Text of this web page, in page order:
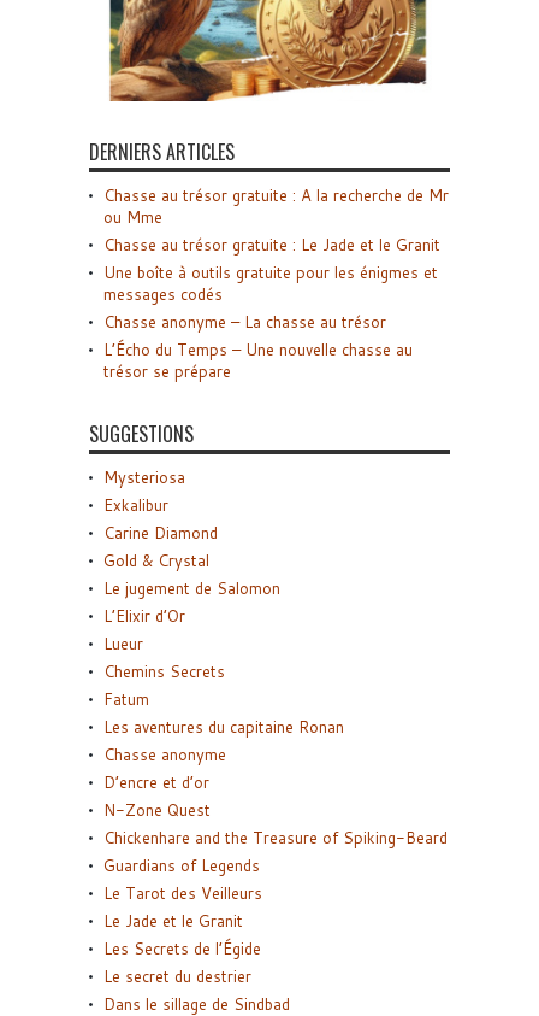
DERNIERS ARTICLES
Chasse au trésor gratuite : A la recherche de Mr
ou Mme
Chasse au trésor gratuite : Le Jade et le Granit
Une boîte à outils gratuite pour les énigmes et
messages codés
Chasse anonyme – La chasse au trésor
L’Écho du Temps – Une nouvelle chasse au
trésor se prépare
SUGGESTIONS
Mysteriosa
Exkalibur
Carine Diamond
Gold & Crystal
Le jugement de Salomon
L’Elixir d’Or
Lueur
Chemins Secrets
Fatum
Les aventures du capitaine Ronan
Chasse anonyme
D’encre et d’or
N-Zone Quest
Chickenhare and the Treasure of Spiking-Beard
Guardians of Legends
Le Tarot des Veilleurs
Le Jade et le Granit
Les Secrets de l’Égide
Le secret du destrier
Dans le sillage de Sindbad